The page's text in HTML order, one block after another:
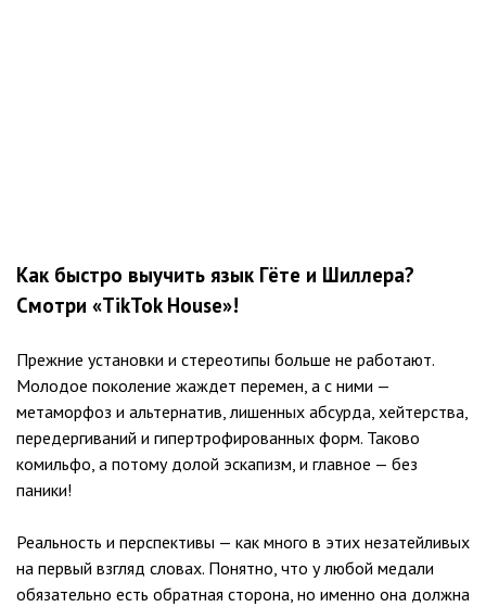
Как быстро выучить язык Гёте и Шиллера?
Смотри «TikTok House»!
Прежние установки и стереотипы больше не работают.
Молодое поколение жаждет перемен, а с ними —
метаморфоз и альтернатив, лишенных абсурда, хейтерства,
передергиваний и гипертрофированных форм. Таково
комильфо, а потому долой эскапизм, и главное — без
паники!
Реальность и перспективы — как много в этих незатейливых
на первый взгляд словах. Понятно, что у любой медали
обязательно есть обратная сторона, но именно она должна